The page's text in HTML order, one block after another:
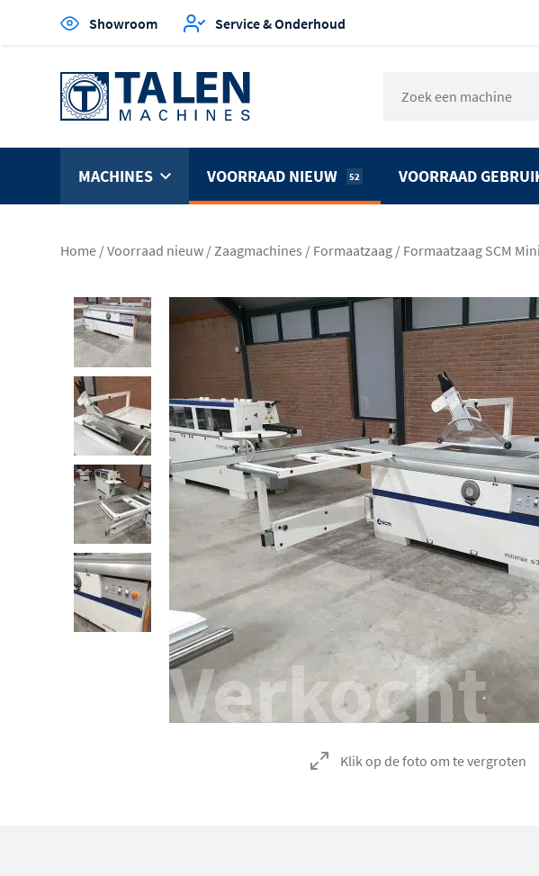
Showroom Service & Onderhoud
MACHINES VOORRAAD NIEUW 52 VOORRAAD
Home /Voorraad nieuw /Zaagmachines / Formaatzaag / Formaatzaag SCM
Verkocht
Klik op de foto om te vergroten